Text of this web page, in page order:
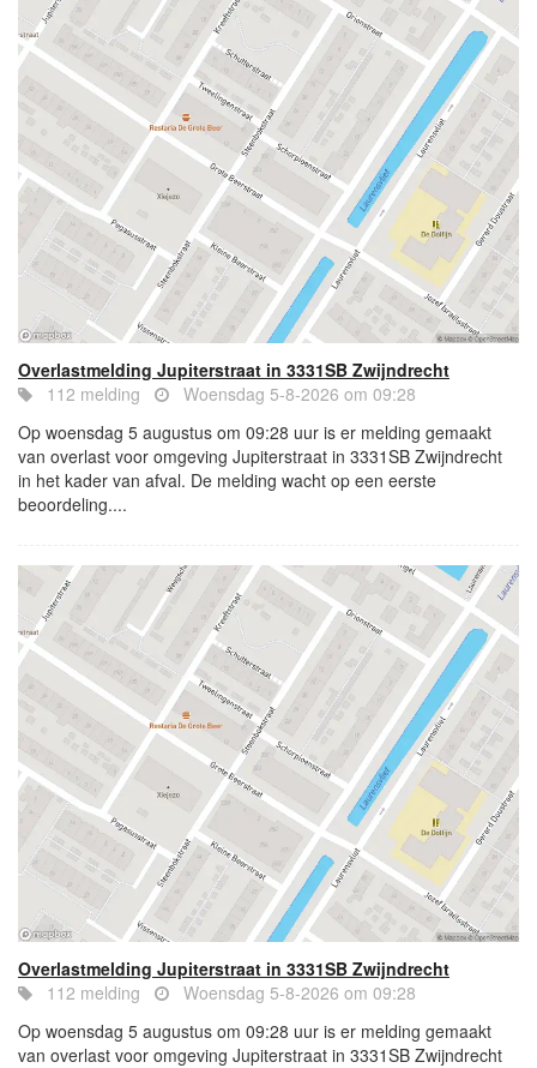
Overlastmelding Jupiterstraat in 3331SB Zwijndrecht
112 melding
Woensdag 5-8-2026 om 09:28
Op woensdag 5 augustus om 09:28 uur is er melding gemaakt
van overlast voor omgeving Jupiterstraat in 3331SB Zwijndrecht
in het kader van afval. De melding wacht op een eerste
beoordeling....
Overlastmelding Jupiterstraat in 3331SB Zwijndrecht
112 melding
Woensdag 5-8-2026 om 09:28
Op woensdag 5 augustus om 09:28 uur is er melding gemaakt
van overlast voor omgeving Jupiterstraat in 3331SB Zwijndrecht